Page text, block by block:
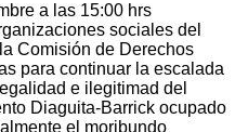
a las 15:00 hrs
sociales del
Comisión de Derechos
para continuar la escalada
e ilegitimad del
Diaguita-Barrick ocupado
el moribundo